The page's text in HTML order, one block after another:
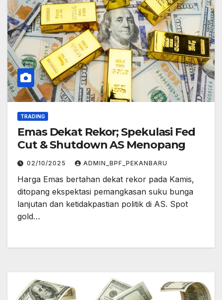
TRADING
Emas Dekat Rekor; Spekulasi Fed
Cut & Shutdown AS Menopang
02/10/2025 ADMIN_BPF_PEKANBARU
Harga Emas bertahan dekat rekor pada Kamis,
ditopang ekspektasi pemangkasan suku bunga
lanjutan dan ketidakpastian politik di AS. Spot
gold…